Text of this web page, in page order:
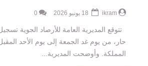
ikram
0
تتوقع المديرية العامة للأرصاد الجوية
حار، من يوم غد الجمعة إلى يوم الأحد
المملكة. وأوضحت المديرية...